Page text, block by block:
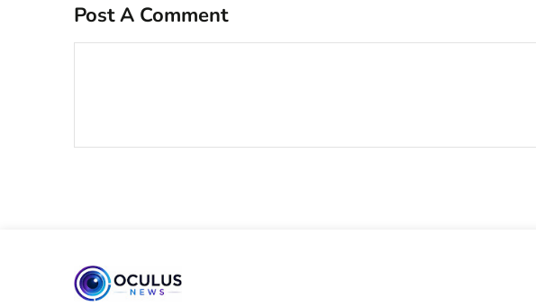
Post A Comment